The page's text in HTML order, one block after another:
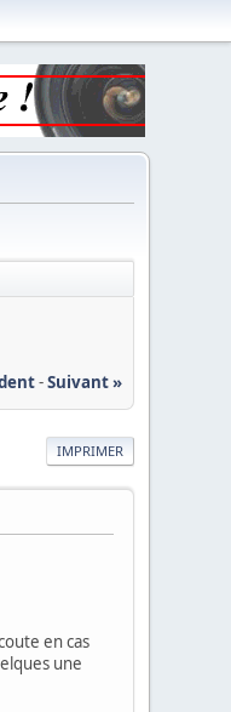
-Suivant »
IMPRIMER
en cas
une